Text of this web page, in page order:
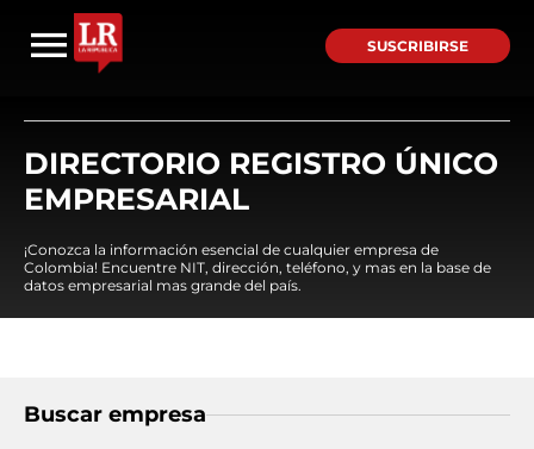
SUSCRIBIRSE
DIRECTORIO REGISTRO ÚNICO
EMPRESARIAL
¡Conozca la información esencial de cualquier empresa de
Colombia! Encuentre NIT, dirección, teléfono, y mas en la base de
datos empresarial mas grande del país.
Buscar empresa